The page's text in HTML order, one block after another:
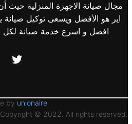
مجال صيانة الاجهزة المنزلية حيث
اير هو الأفضل ويسعى توكيل صيانة
افضل و اسرع خدمة صيانة لكل
Twitter
by unionaire
Copyright © 2022. All rights reserved.